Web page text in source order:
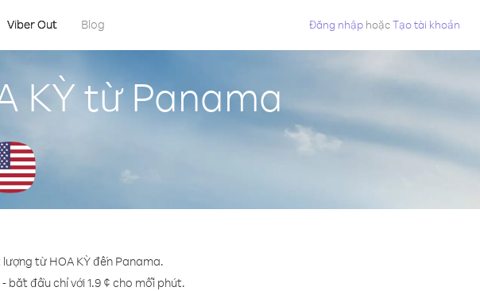
Viber Out Blog Đăng nhập hoặcTạo tài khoản
KỲ từ Panama
từ HOA KỲ đến Panama.
bắt đầu chỉ với 1.9 ¢ cho mỗi phút.